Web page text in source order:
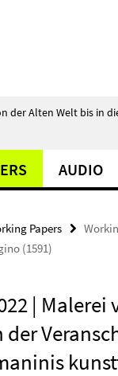
der Alten Welt bis in
AUDIO
Papers
(1591)
| Malerei
der